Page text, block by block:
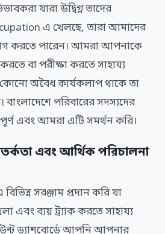
যারা উদ্বিগ্ন তাদের
এ খেলছে, তারা আমাদের
করতে পারেন। আমরা আপনাকে
বা পরীক্ষা করতে সাহায্য
অবৈধ কার্যকলাপ থাকে তা
বাংলাদেশে পরিবারের সদস্যদের
এবং আমরা এটি সমর্থন করি।
এবং আর্থিক পরিচালনা
সরঞ্জাম প্রদান করি যা
ব্যয় ট্র্যাক করতে সাহায্য
ড্যাশবোর্ডে আপনি আপনার